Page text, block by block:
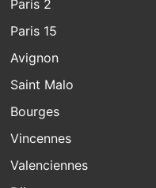
Paris 2
Paris 15
Avignon
Saint Malo
Bourges
Vincennes
Valenciennes